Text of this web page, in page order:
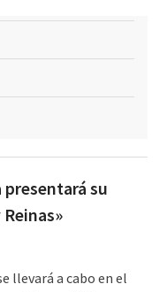
presentará su
llevará a cabo en el